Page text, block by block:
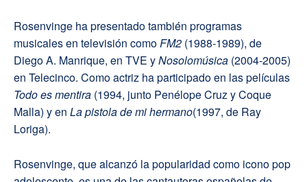
Rosenvinge ha presentado también programas
musicales en televisión comoFM2 (1988-1989), de
Diego A. Manrique, en TVE yNosolomúsica (2004-2005)
en Telecinco. Como actriz ha participado en las películas
Todo es mentira (1994, junto Penélope Cruz y Coque
Malla) y en La pistola de mi hermano(1997, de Ray
Loriga).
Rosenvinge, que alcanzó la popularidad como icono pop